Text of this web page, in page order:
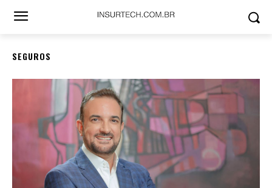
SEGUROS